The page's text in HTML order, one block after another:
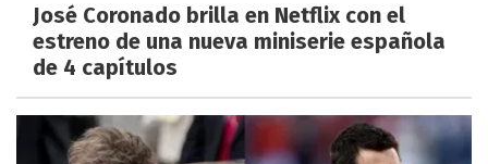
José Coronado brilla en Netflix con el
estreno de una nueva miniserie española
de 4 capítulos